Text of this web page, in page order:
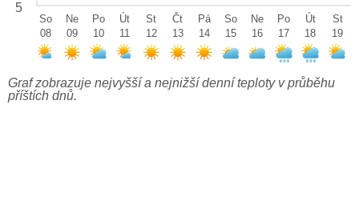
5
So
08
Ne
09
Po
10
Út
11
St
12
Čt
13
Pá
14
So
15
Ne
16
Po
17
Út
18
St
19
Graf zobrazuje nejvyšší a nejnižší denní teploty v průběhu
příštích dnů.